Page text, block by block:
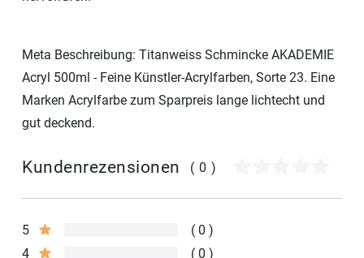
Meta Beschreibung: Titanweiss Schmincke AKADEMIE
Acryl 500ml - Feine Künstler-Acrylfarben, Sorte 23. Eine
Marken Acrylfarbe zum Sparpreis lange lichtecht und
gut deckend.
Kundenrezensionen (0)
5
0
4
0